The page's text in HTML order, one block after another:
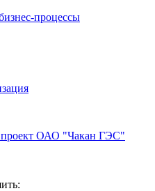
процессы
проект ОАО "Чакан ГЭС"